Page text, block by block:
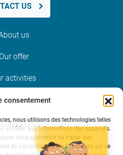
consentement
nous utilisons des technologies telles
accéder aux informations des appareils.
nous permettra de traiter des
de navigation ou les ID uniques sur ce
US
us
Our offer
activities
and events
Join us